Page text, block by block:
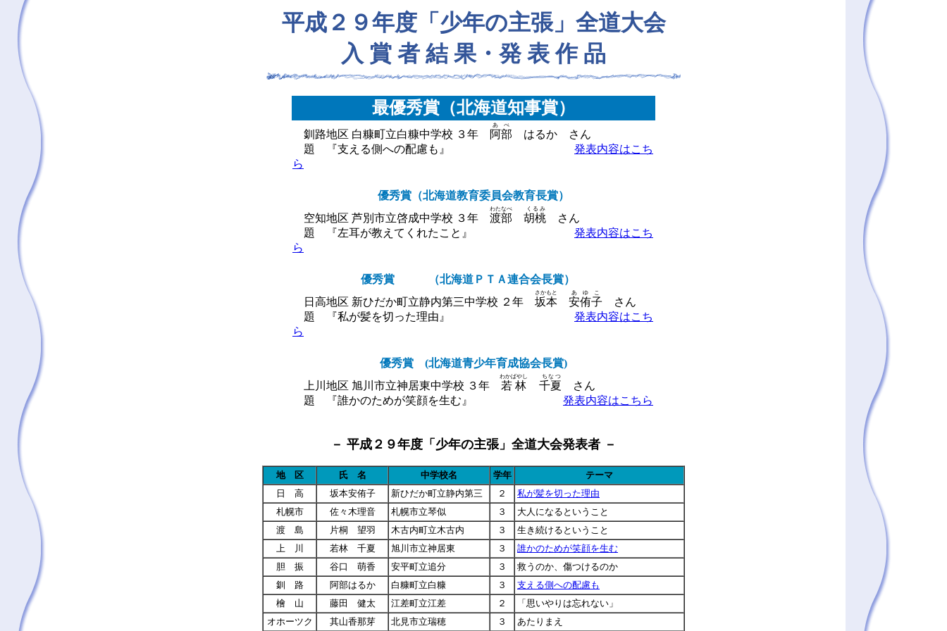
平成２９年度「少年の主張」全道大会
入 賞 者 結 果・発 表 作 品
最優秀賞（北海道知事賞）
釧路地区 白糠町立白糠中学校 ３年 阿部
あべ
はるか さん
題 『支える側への配慮も』 発表内容はこち
ら
優秀賞（北海道教育委員会教育長賞）
空知地区 芦別市立啓成中学校 ３年 渡部
わたなべ
胡桃
くるみ
さん
題 『左耳が教えてくれたこと』 発表内容はこち
ら
優秀賞 （北海道ＰＴＡ連合会長賞）
日高地区 新ひだか町立静内第三中学校 ２年 坂本
さかもと
安侑子
あゆこ
さん
題 『私が髪を切った理由』 発表内容はこち
ら
優秀賞 (北海道青少年育成協会長賞)
上川地区 旭川市立神居東中学校 ３年 若林
わかばやし
千夏
ちなつ
さん
題 『誰かのためが笑顔を生む』 発表内容はこちら
－ 平成２９年度「少年の主張」全道大会発表者 －
地 区 氏 名 中学校名 学年
テーマ
日 高
坂本安侑子 新ひだか町立静内第三 ２
私が髪を切った理由
札幌市
佐々木理音 札幌市立琴似 ３
大人になるということ
渡 島
片桐 望羽 木古内町立木古内 ３
生き続けるということ
上 川
若林 千夏 旭川市立神居東 ３
誰かのためが笑顔を生む
胆 振
谷口 萌香 安平町立追分 ３
救うのか、傷つけるのか
釧 路
阿部はるか 白糠町立白糠 ３
支える側への配慮も
檜 山
藤田 健太 江差町立江差 ２
「思いやりは忘れない」
オホーツク
其山香那芽 北見市立瑞穂 ３ あたりまえ